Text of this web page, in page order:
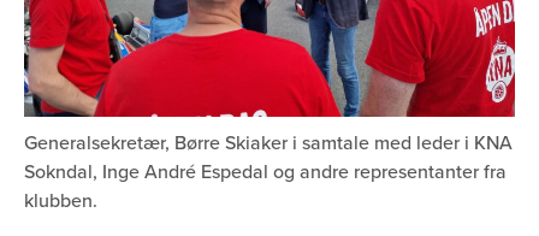
Generalsekretær, Børre Skiaker i samtale med leder i KNA
Sokndal, Inge André Espedal og andre representanter fra
klubben.